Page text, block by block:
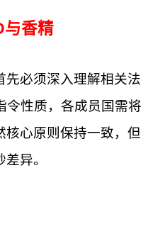
与香精
先必须深入理解相关法
令性质，各成员国需将
核心原则保持一致，但
异。